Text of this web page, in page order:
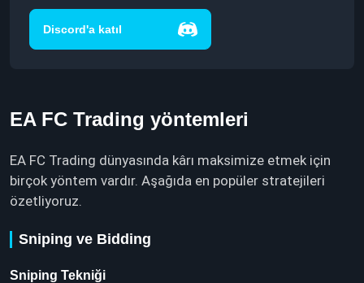
Discord'a katıl
EA FC Trading yöntemleri
EA FC Trading dünyasında kârı maksimize etmek için
birçok yöntem vardır. Aşağıda en popüler stratejileri
özetliyoruz.
Sniping ve Bidding
Sniping Tekniği